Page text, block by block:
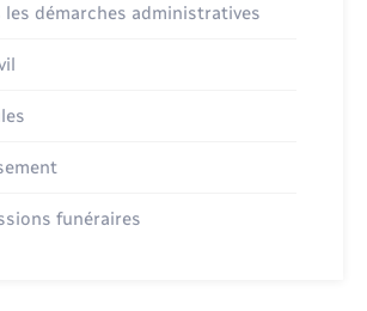
les démarches administratives
funéraires